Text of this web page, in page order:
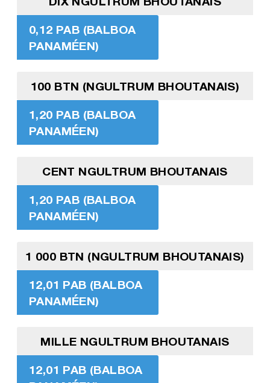
0,12 PAB (BALBOA
PANAMÉEN)
100 BTN (NGULTRUM BHOUTANAIS)
1,20 PAB (BALBOA
PANAMÉEN)
CENT NGULTRUM BHOUTANAIS
1,20 PAB (BALBOA
PANAMÉEN)
1 000 BTN (NGULTRUM BHOUTANAIS)
12,01 PAB (BALBOA
PANAMÉEN)
MILLE NGULTRUM BHOUTANAIS
12,01 PAB (BALBOA